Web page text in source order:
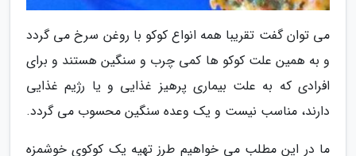
می توان گفت تقریبا همه انواع کوکو با روغن سرخ می گردد
و به همین علت کوکو ها کمی چرب و سنگین هستند و برای
افرادی که به علت بیماری پرهیز غذایی و یا رژیم غذایی
دارند، مناسب نیست و یک وعده سنگین محسوب می گردد.
ما در این مطلب می خواهیم طرز تهیه یک کوکوی خوشمزه